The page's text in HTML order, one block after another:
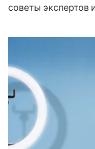
советы экспертов